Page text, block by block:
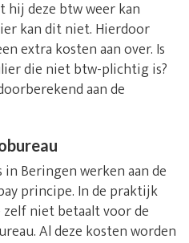
hij deze btw weer kan
kan dit niet. Hierdoor
extra kosten aan over. Is
die niet btw-plichtig is?
aan de
Beringen werken aan de
principe. In de praktijk
niet betaalt voor de
Al deze kosten worden